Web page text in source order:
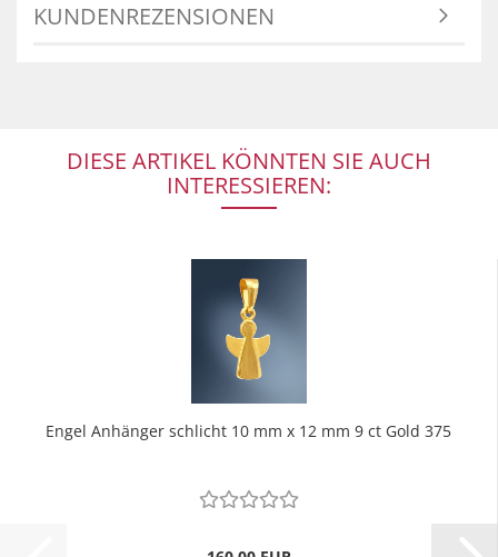
KUNDENREZENSIONEN
DIESE ARTIKEL KÖNNTEN SIE AUCH
INTERESSIEREN:
Engel Anhänger schlicht 10 mm x 12 mm 9 ct Gold 375